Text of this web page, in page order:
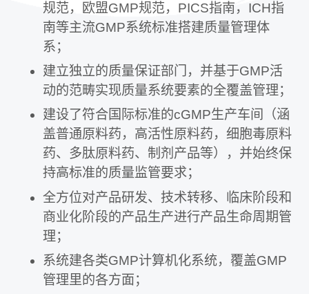
规范，欧盟GMP规范，PICS指南，ICH指
南等主流GMP系统标准搭建质量管理体
系；
建立独立的质量保证部门，并基于GMP活
动的范畴实现质量系统要素的全覆盖管理；
建设了符合国际标准的cGMP生产车间（涵
盖普通原料药，高活性原料药，细胞毒原料
药、多肽原料药、制剂产品等），并始终保
持高标准的质量监管要求；
全方位对产品研发、技术转移、临床阶段和
商业化阶段的产品生产进行产品生命周期管
理；
系统建各类GMP计算机化系统，覆盖GMP
管理里的各方面；